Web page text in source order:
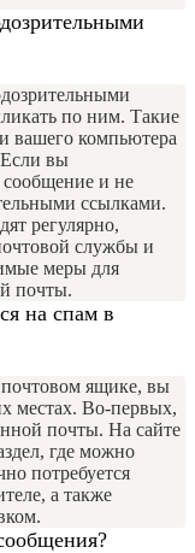
по ним. Такие
вашего компьютера
вы
сообщение и не
ссылками.
регулярно,
службы и
меры для
почты.
на спам в
ящике, вы
местах. Во-первых,
почты. На сайте
где можно
потребуется
а также